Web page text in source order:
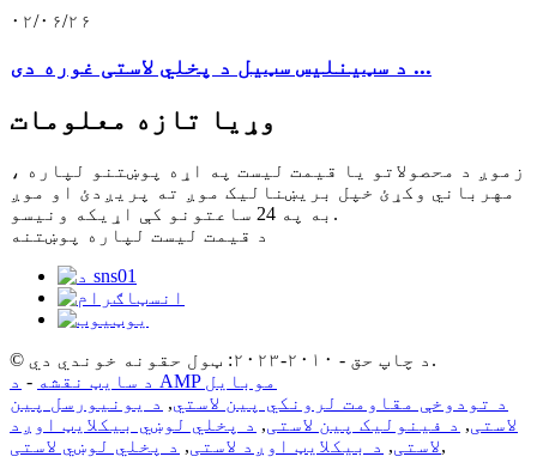
۰۲/۰۶/۲۶
د سټینلیس سټیل د پخلي لاستی غوره دی ...
وړیا تازه معلومات
زموږ د محصولاتو یا قیمت لیست په اړه پوښتنو لپاره ،
مهرباني وکړئ خپل بریښنالیک موږ ته پریږدئ او موږ
به په 24 ساعتونو کې اړیکه ونیسو.
د قیمت لیست لپاره پوښتنه
© د چاپ حق - ۲۰۱۰-۲۰۲۳: ټول حقونه خوندي دي.
د سایټ نقشه -
د AMP موبایل
د تودوخې مقاومت لرونکي پین لاستي, د یونیورسل پین
لاستی, د فینولیک پین لاستی, د پخلي لوښي بیکلایټ اوږد
لاستی, د بیکلایټ اوږد لاستی, د پخلي لوښي لاستی
,